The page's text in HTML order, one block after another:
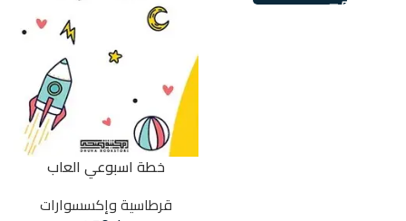
خطة اسبوعي العاب
قرطاسية وإكسسوارات